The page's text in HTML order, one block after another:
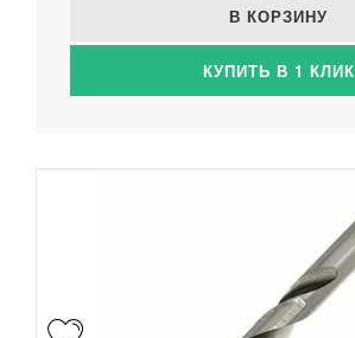
В КОРЗИНУ
КУПИТЬ В 1 КЛИК